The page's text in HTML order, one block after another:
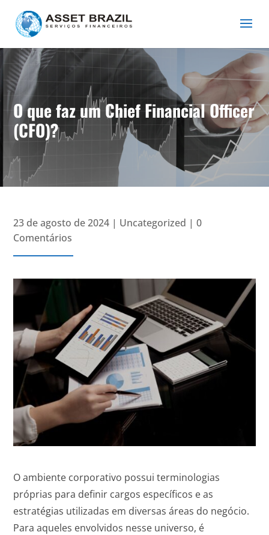
O que faz um Chief Financial Officer
(CFO)?
23 de agosto de 2024 | Uncategorized |0
Comentários
O ambiente corporativo possui terminologias
próprias para definir cargos específicos e as
estratégias utilizadas em diversas áreas do negócio.
Para aqueles envolvidos nesse universo, é